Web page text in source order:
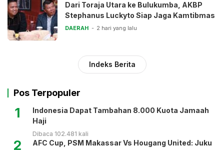
Dari Toraja Utara ke Bulukumba, AKBP
Stephanus Luckyto Siap Jaga Kamtibmas
DAERAH 2 hari yang lalu
Indeks Berita
Pos Terpopuler
1
Indonesia Dapat Tambahan 8.000 Kuota Jamaah
Haji
Dibaca 102.481 kali
2
AFC Cup, PSM Makassar Vs Hougang United: Juku